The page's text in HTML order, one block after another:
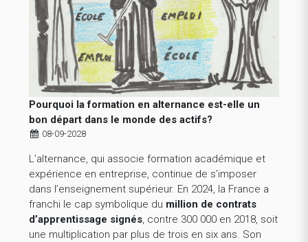
Pourquoi la formation en alternance est-elle un
bon départ dans le monde des actifs?
08-09-2028
L’alternance, qui associe formation académique et
expérience en entreprise, continue de s’imposer
dans l’enseignement supérieur. En 2024, la France a
franchi le cap symbolique du million de contrats
d’apprentissage signés, contre 300 000 en 2018, soit
une multiplication par plus de trois en six ans. Son